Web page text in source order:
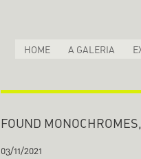
HOME A GALERIA
FOUND
03/11/2021